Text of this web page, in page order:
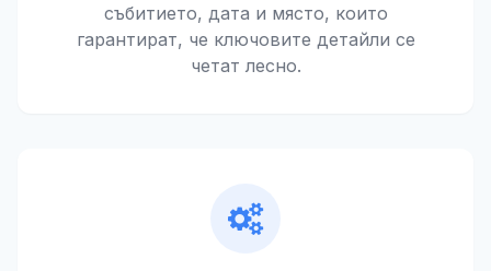
събитието, дата и място, които
гарантират, че ключовите детайли се
четат лесно.